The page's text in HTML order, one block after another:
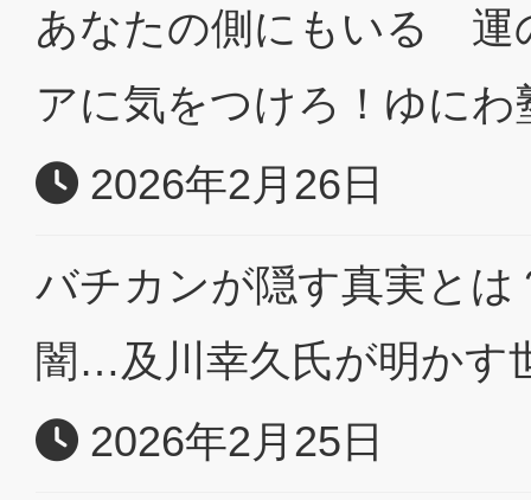
あなたの側にもいる
アに気をつけろ！ゆに
2026年2月26日
バチカンが隠す真実と
闇…及川幸久氏が明かす
2026年2月25日